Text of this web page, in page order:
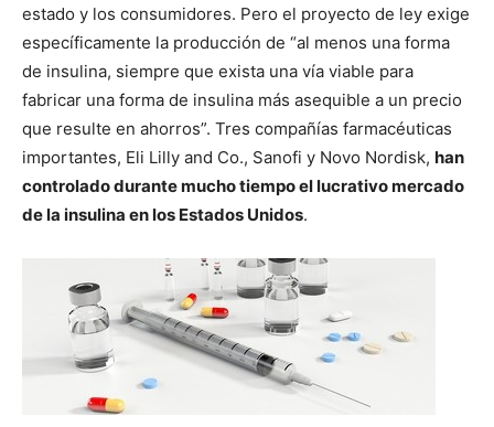
estado y los consumidores. Pero el proyecto de ley exige
específicamente la producción de “al menos una forma
de insulina, siempre que exista una vía viable para
fabricar una forma de insulina más asequible a un precio
que resulte en ahorros”. Tres compañías farmacéuticas
importantes, Eli Lilly and Co., Sanofi y Novo Nordisk, han
controlado durante mucho tiempo el lucrativo mercado
de la insulina en los Estados Unidos.